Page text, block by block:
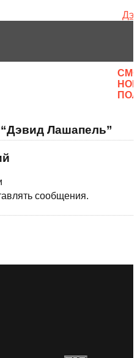
Лашапель”
сообщения.